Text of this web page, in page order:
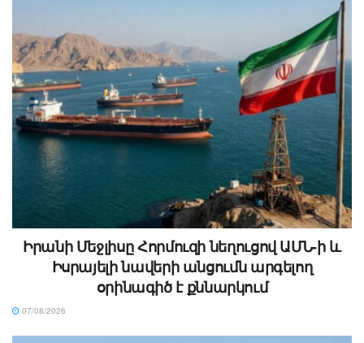
Իրանի Մեջլիսը Հորմուզի նեղուցով ԱՄՆ-ի և
Իսրայելի նավերի անցումն արգելող
օրինագիծ է քննարկում
07/08/2026